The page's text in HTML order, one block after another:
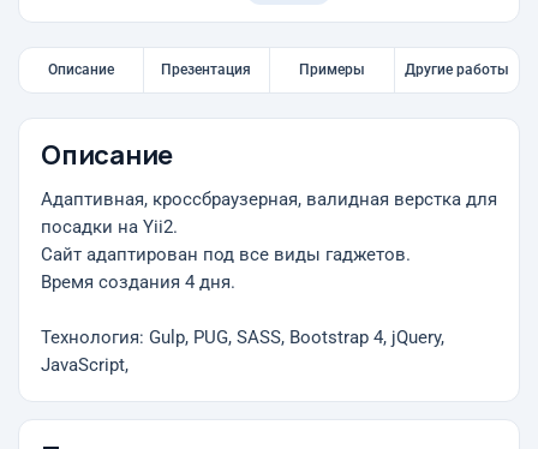
Описание Презентация Примеры Другие работы
Описание
Адаптивная, кроссбраузерная, валидная верстка для
посадки на Yii2.
Сайт адаптирован под все виды гаджетов.
Время создания 4 дня.
Технология: Gulp, PUG, SASS, Bootstrap 4, jQuery,
JavaScript,